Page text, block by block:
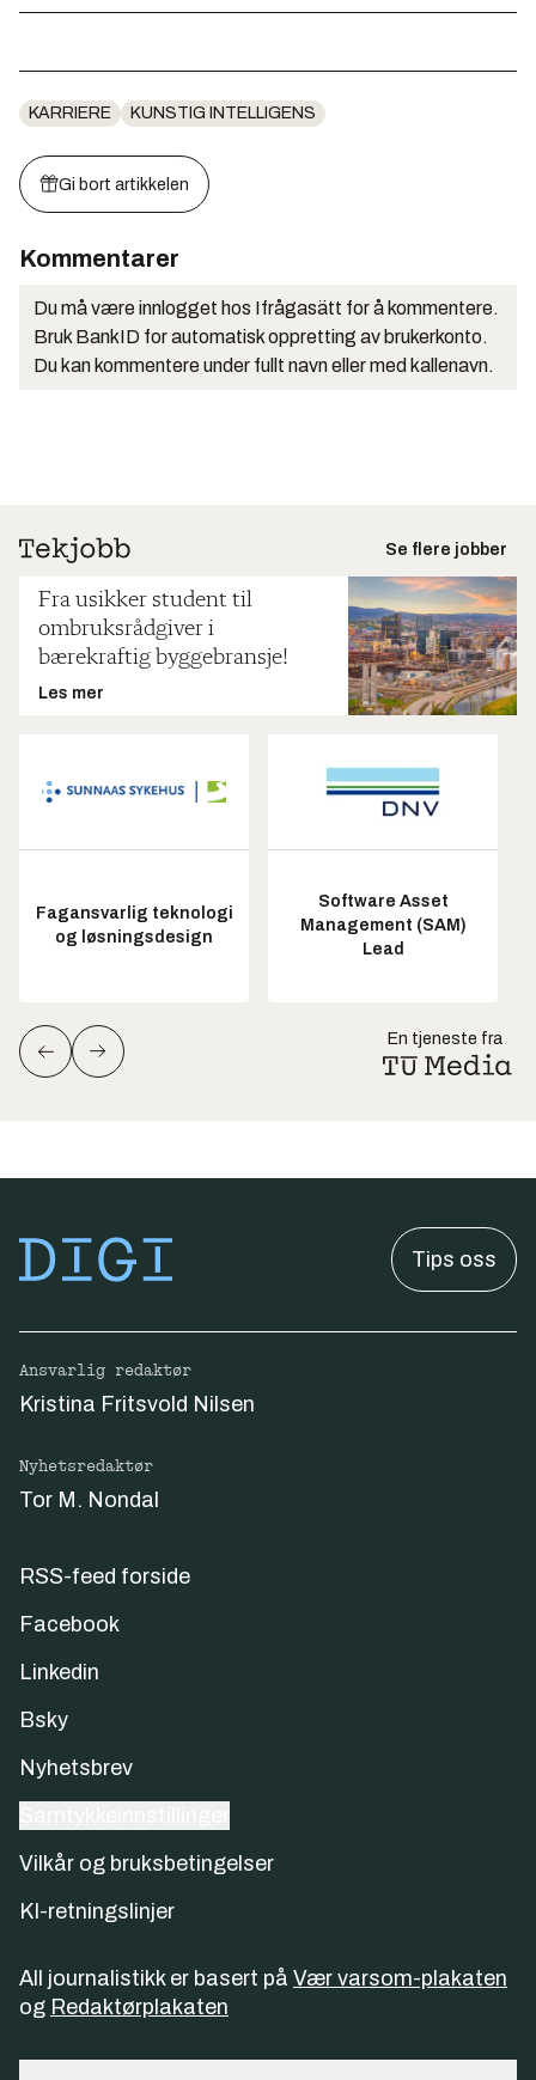
KARRIERE KUNSTIG INTELLIGENS
Gi bort artikkelen
Kommentarer
Du må være innlogget hos Ifrågasätt for å kommentere.
Bruk BankID for automatisk oppretting av brukerkonto.
Du kan kommentere under fullt navn eller med kallenavn.
Se flere jobber
Fra usikker student til
ombruksrådgiver i
bærekraftig byggebransje!
Les mer
Fagansvarlig teknologi
og løsningsdesign
Software Asset
Management (SAM)
Lead
En tjeneste fra
Tips oss
Ansvarlig redaktør
Kristina Fritsvold Nilsen
Nyhetsredaktør
Tor M. Nondal
RSS-feed forside
Facebook
Linkedin
Bsky
Nyhetsbrev
Vilkår og bruksbetingelser
KI-retningslinjer
All journalistikk er basert på Vær varsom-plakaten
og Redaktørplakaten